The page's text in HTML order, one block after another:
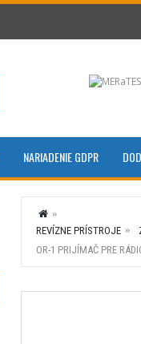
NARIADENIE GDPR
REVÍZNE PRÍSTROJE
OR-1 PRIJÍMAČ PRE